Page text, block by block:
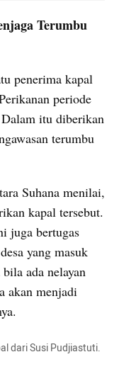
Terumbu
penerima kapal
periode
itu diberikan
terumbu
Suhana menilai,
kapal tersebut.
juga bertugas
yang masuk
ada nelayan
akan menjadi
dari Susi Pudjiastuti.